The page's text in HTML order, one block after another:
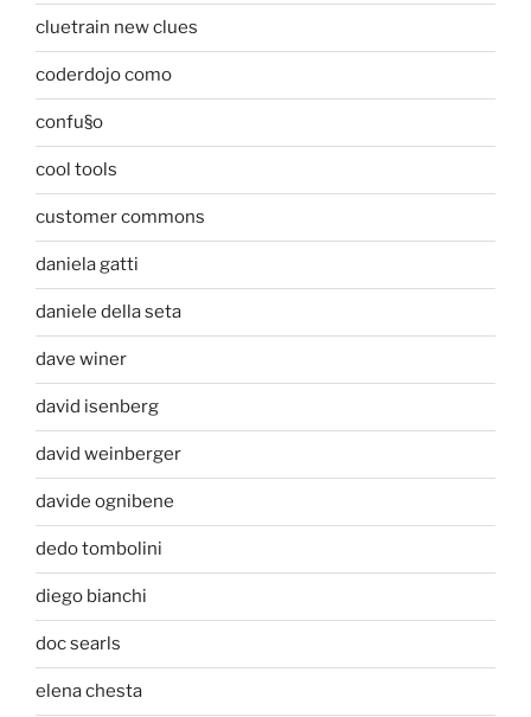
cluetrain new clues
coderdojo como
confu§o
cool tools
customer commons
daniela gatti
daniele della seta
dave winer
david isenberg
david weinberger
davide ognibene
dedo tombolini
diego bianchi
doc searls
elena chesta